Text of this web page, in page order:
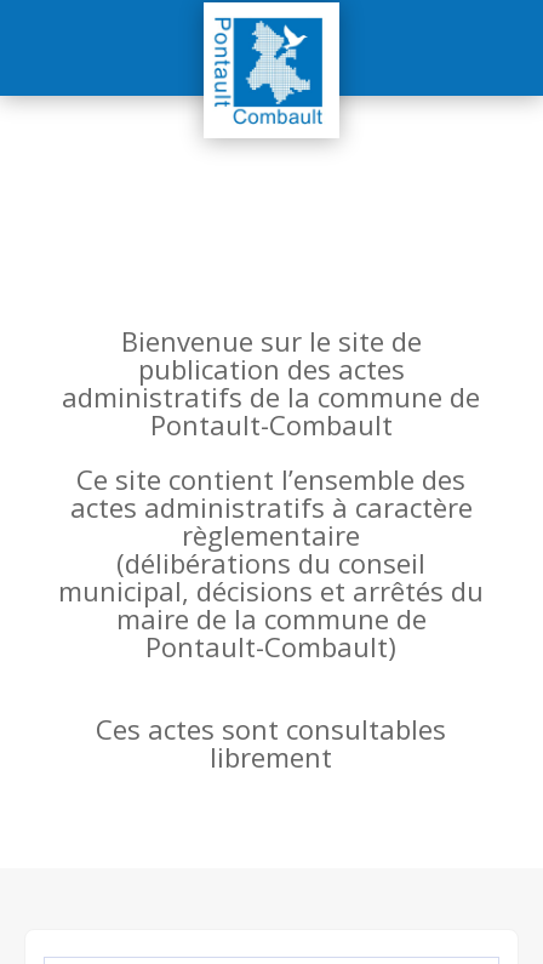
Bienvenue sur le site de
publication des actes
administratifs de la commune de
Pontault-Combault
Ce site contient l’ensemble des
actes administratifs à caractère
règlementaire
(délibérations du conseil
municipal, décisions et arrêtés du
maire de la commune de
Pontault-Combault)
Ces actes sont consultables
librement